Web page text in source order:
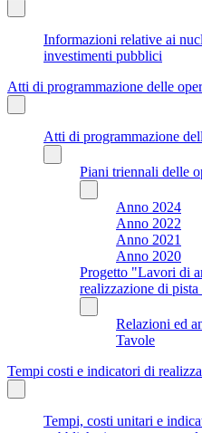
Informazioni relative ai
investimenti pubblici
Atti di programmazione delle
Atti di programmazione
Piani triennali delle
Anno 2024
Anno 2022
Anno 2021
Anno 2020
Progetto "Lavori di
realizzazione di
Relazioni ed
Tavole
Tempi costi e indicatori di
Tempi, costi unitari e